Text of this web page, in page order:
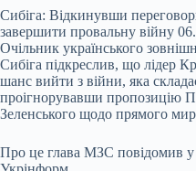
Сибіга: Відкинувши
завершити провальну війну
Очільник українського
Сибіга підкреслив, що лідер
шанс вийти з війни, яка
проігнорувавши пропозицію
Зеленського щодо прямого
Про це глава МЗС повідомив у